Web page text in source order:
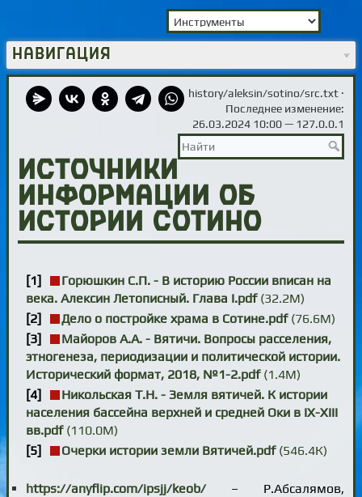
Навигация
history/aleksin/sotino/src.txt·
Последнее изменение:
26.03.2024 10:00 — 127.0.0.1
Источники
информации об
истории Сотино
Горюшкин С.П. - В историю России вписан на
века. Алексин Летописный. Глава I.pdf(32.2М)
Дело о постройке храма в Сотине.pdf(76.6М)
Майоров А.А. - Вятичи. Вопросы расселения,
этногенеза, периодизации и политической истории.
Исторический формат, 2018, №1-2.pdf(1.4М)
Никольская Т.Н. - Земля вятичей. К истории
населения бассейна верхней и средней Оки в IX-XIII
вв.pdf(110.0М)
Очерки истории земли Вятичей.pdf(546.4К)
https://anyflip.com/ipsjj/keob/– Р.Абсалямов,